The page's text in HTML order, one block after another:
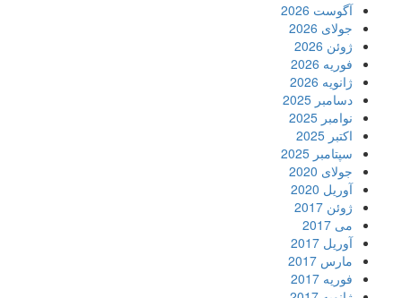
آگوست 2026
جولای 2026
ژوئن 2026
فوریه 2026
ژانویه 2026
دسامبر 2025
نوامبر 2025
اکتبر 2025
سپتامبر 2025
جولای 2020
آوریل 2020
ژوئن 2017
می 2017
آوریل 2017
مارس 2017
فوریه 2017